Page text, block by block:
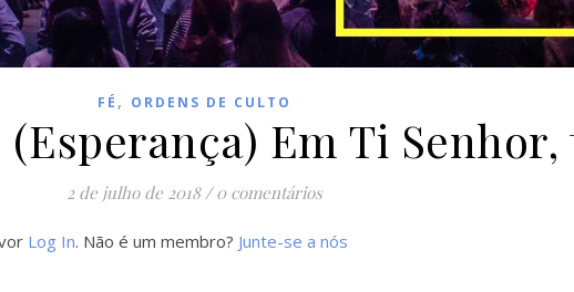
FÉ , ORDENS DE CULTO
(Esperança) Em Ti
2 de julho de 2018 / 0 comentários
Log In. Não é um membro? Junte-se a nós